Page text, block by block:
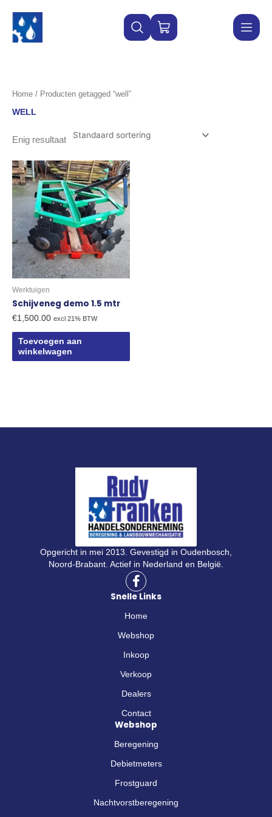
inhoud
WINKELWAGEN
Home / Producten getagged “well”
WELL
Enig resultaat
Werktuigen
Schijveneg demo 1.5 mtr
€1,500.00 excl 21% BTW
Toevoegen aan
winkelwagen
Opgericht in mei 2013. Gevestigd in Oudenbosch,
Noord-Brabant. Actief in Nederland en België.
F
a
c
e
o
k
-
Snelle Links
Home
Webshop
Inkoop
Verkoop
Dealers
Contact
Webshop
Beregening
Debietmeters
Frostguard
Nachtvorstberegening